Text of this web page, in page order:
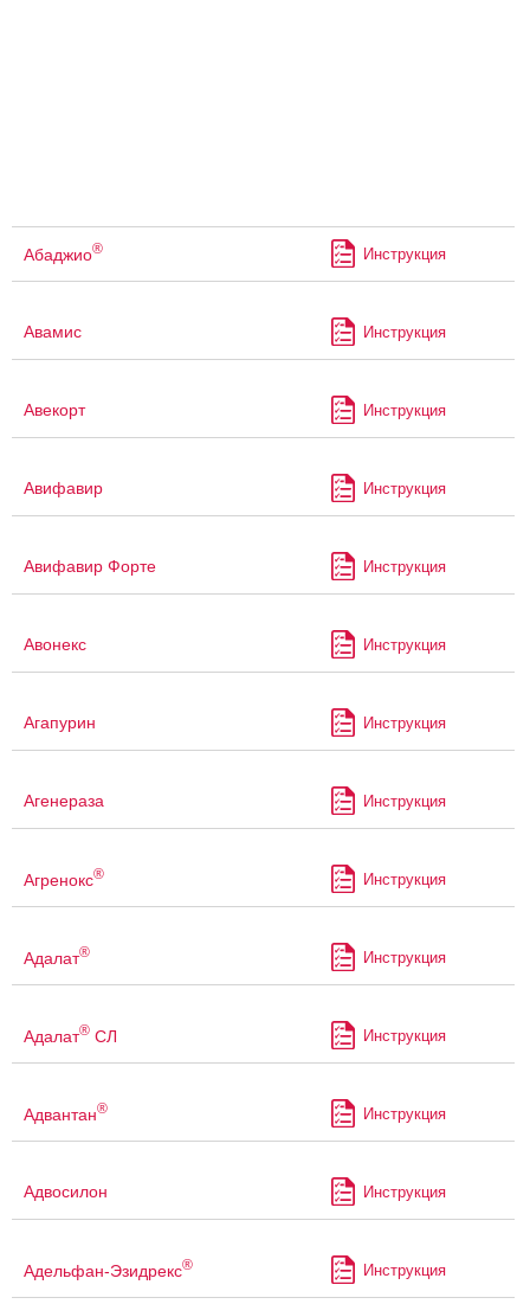
Абаджио® Инструкция
Авамис Инструкция
Авекорт Инструкция
Авифавир Инструкция
Авифавир Форте Инструкция
Авонекс Инструкция
Агапурин Инструкция
Агенераза Инструкция
Агренокс® Инструкция
Адалат® Инструкция
Адалат® СЛ Инструкция
Адвантан® Инструкция
Адвосилон Инструкция
Адельфан-Эзидрекс® Инструкция